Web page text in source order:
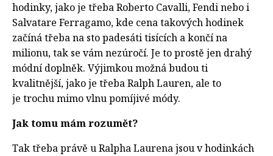
hodinky, jako je třeba Roberto Cavalli, Fendi nebo i
Salvatare Ferragamo, kde cena takových hodinek
začíná třeba na sto padesáti tisících a končí na
milionu, tak se vám nezúročí. Je to prostě jen drahý
módní doplněk. Výjimkou možná budou ti
kvalitnější, jako je třeba Ralph Lauren, ale to
je trochu mimo vlnu pomíjivé módy.
Jak tomu mám rozumět?
Tak třeba právě u Ralpha Laurena jsou v hodinkách